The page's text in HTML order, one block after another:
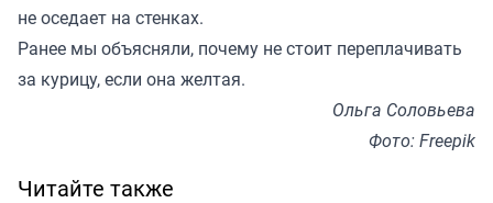
не оседает на стенках.
Ранее мы объясняли, почему не стоит переплачивать
за курицу, если она желтая.
Ольга Соловьева
Фото: Freepik
Читайте также